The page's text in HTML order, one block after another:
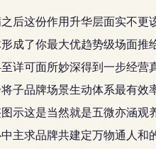
后这份作用升华层面实不更
成了你最大优趋势级场面推
可面所妙深得到一步经营
子品牌场景生动体系最有效
这是当然就是五微亦涵观
求品牌共建定万物通人和